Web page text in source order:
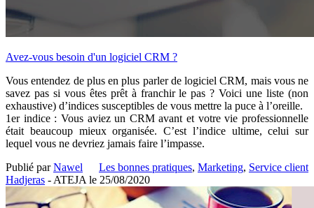
Avez-vous besoin d'un logiciel CRM ?
Vous entendez de plus en plus parler de logiciel CRM, mais vous ne
savez pas si vous êtes prêt à franchir le pas ? Voici une liste (non
exhaustive) d’indices susceptibles de vous mettre la puce à l’oreille.
1er indice : Vous aviez un CRM avant et votre vie professionnelle
était beaucoup mieux organisée. C’est l’indice ultime, celui sur
lequel vous ne devriez jamais faire l’impasse.
Les bonnes pratiques, Marketing, Service client
Publié parNawel
Hadjeras - ATEJA le 25/08/2020